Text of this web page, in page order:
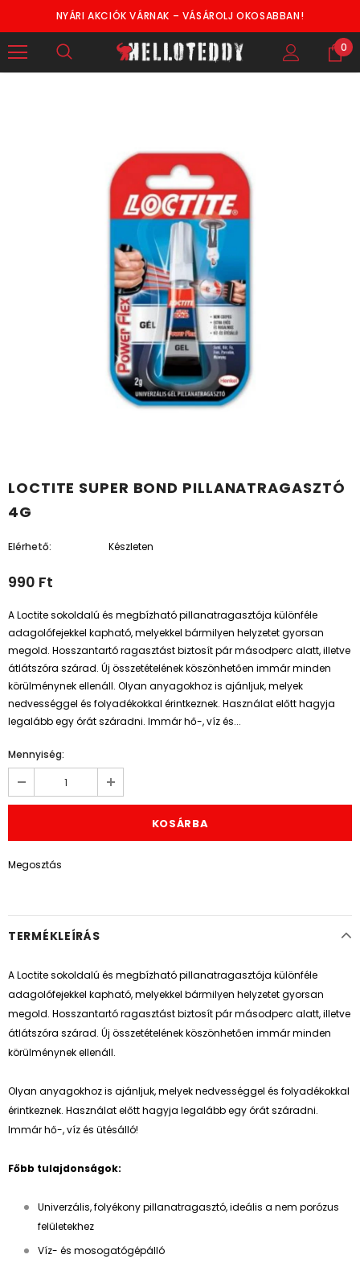
NYÁRI AKCIÓK VÁRNAK – VÁSÁROLJ OKOSABBAN!
0
LOCTITE SUPER BOND PILLANATRAGASZTÓ
4G
Elérhető: Készleten
990 Ft
A Loctite sokoldalú és megbízható pillanatragasztója különféle
adagolófejekkel kapható, melyekkel bármilyen helyzetet gyorsan
megold. Hosszantartó ragasztást biztosít pár másodperc alatt, illetve
átlátszóra szárad. Új összetételének köszönhetően immár minden
körülménynek ellenáll. Olyan anyagokhoz is ajánljuk, melyek
nedvességgel és folyadékokkal érintkeznek. Használat előtt hagyja
legalább egy órát száradni. Immár hő-, víz és...
Mennyiség:
Megosztás
TERMÉKLEÍRÁS
A Loctite sokoldalú és megbízható pillanatragasztója különféle
adagolófejekkel kapható, melyekkel bármilyen helyzetet gyorsan
megold. Hosszantartó ragasztást biztosít pár másodperc alatt, illetve
átlátszóra szárad. Új összetételének köszönhetően immár minden
körülménynek ellenáll.
Olyan anyagokhoz is ajánljuk, melyek nedvességgel és folyadékokkal
érintkeznek. Használat előtt hagyja legalább egy órát száradni.
Immár hő-, víz és ütésálló!
Főbb tulajdonságok:
Univerzális, folyékony pillanatragasztó, ideális a nem porózus
felületekhez
Víz- és mosogatógépálló